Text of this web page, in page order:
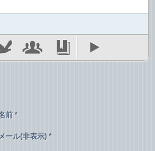
前 *
ール(非表示) *